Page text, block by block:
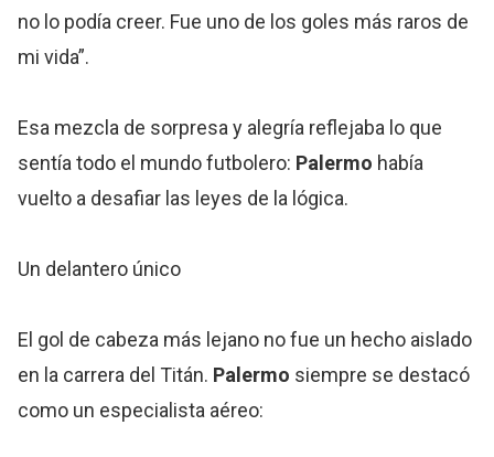
no lo podía creer. Fue uno de los goles más raros de
mi vida”.
Esa mezcla de sorpresa y alegría reflejaba lo que
sentía todo el mundo futbolero: Palermo había
vuelto a desafiar las leyes de la lógica.
Un delantero único
El gol de cabeza más lejano no fue un hecho aislado
en la carrera del Titán. Palermo siempre se destacó
como un especialista aéreo: